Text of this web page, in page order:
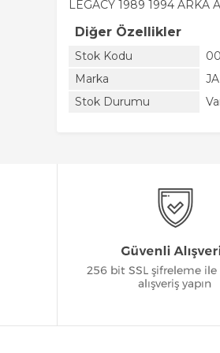
LEGACY 1989 1994 ARKA
Diğer Özellikler
Stok Kodu
Marka
Stok Durumu